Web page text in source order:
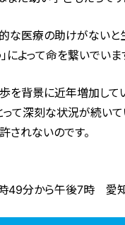
な医療の助けがないと
よって命を繋いでいま
を背景に近年増加して
て深刻な状況が続いて
されないのです。
49分から午後7時 愛